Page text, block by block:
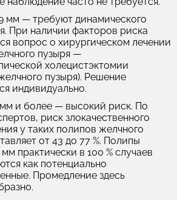
мм — требуют динамического
При наличии факторов риска
вопрос о хирургическом лечении
пузыря —
холецистэктомии
пузыря). Решение
индивидуально.
и более — высокий риск. По
риск злокачественного
у таких полипов желчного
от 43 до 77 %. Полипы
практически в 100 % случаев
как потенциально
Промедление здесь